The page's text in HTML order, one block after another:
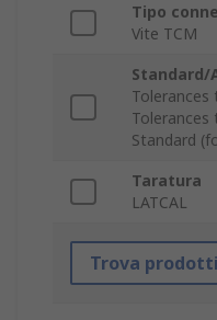
Tipo
Vite TCM
Standard/
Tolerances
Tolerances
Standard
Taratura
LATCAL
Trova